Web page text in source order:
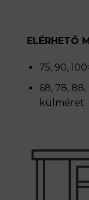
ELÉRHETŐ
75, 90,
68, 78,
külméret